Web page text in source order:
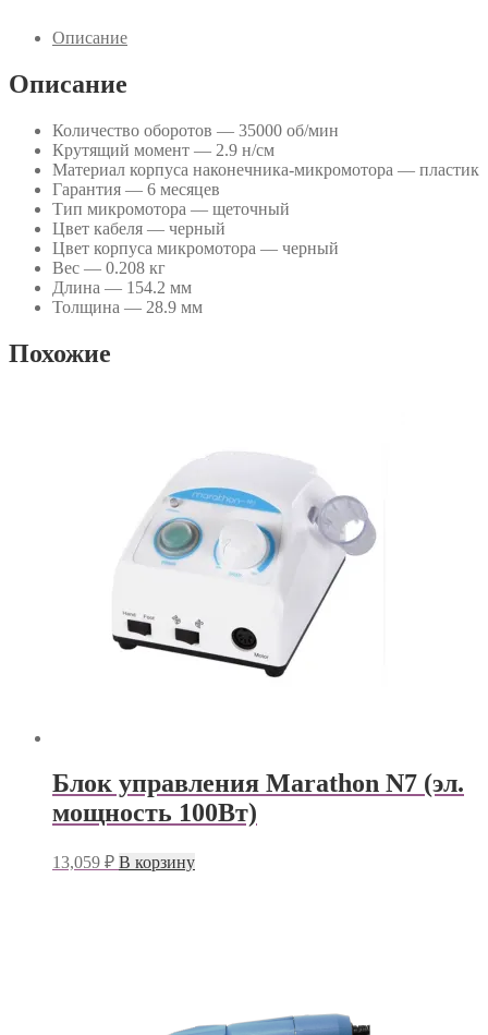
Описание
Описание
Количество оборотов — 35000 об/мин
Крутящий момент — 2.9 н/см
Материал корпуса наконечника-микромотора — пластик
Гарантия — 6 месяцев
Тип микромотора — щеточный
Цвет кабеля — черный
Цвет корпуса микромотора — черный
Вес — 0.208 кг
Длина — 154.2 мм
Толщина — 28.9 мм
Похожие
Блок управления Marathon N7 (эл.
мощность 100Вт)
13,059 ₽ В корзину